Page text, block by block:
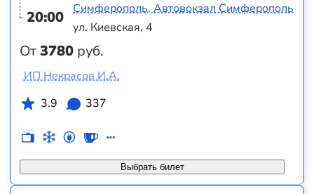
20:00
От3780 руб.
Симферополь, Автовокзал Симферополь
ул. Киевская, 4
Выбрать билет
ИП Некрасов И.А.
3.9
337